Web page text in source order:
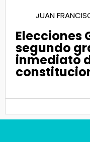
19
JUAN
Elecciones
segundo
inmediato